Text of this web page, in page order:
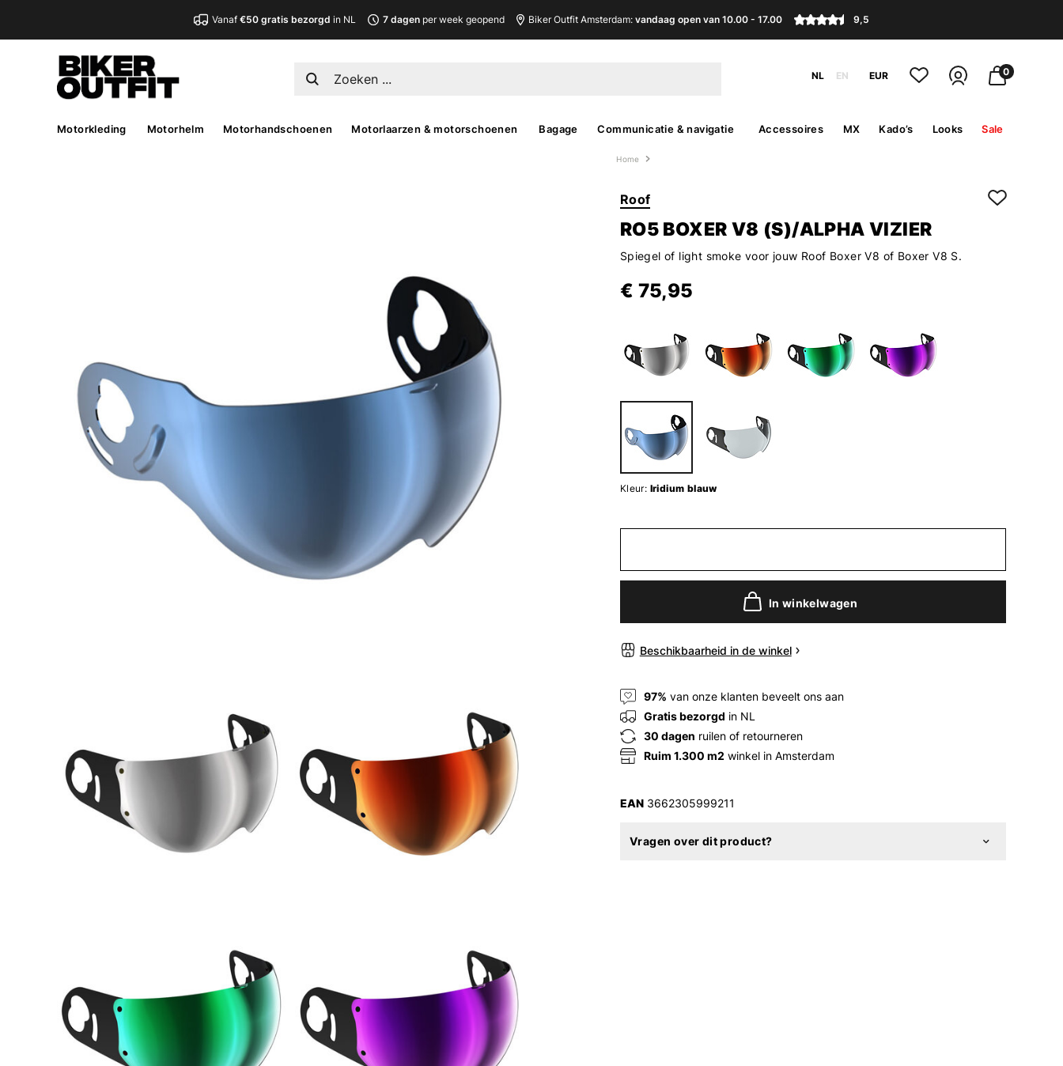
Vanaf €50 gratis bezorgd in NL 7 dagen per week geopend Biker Outfit Amsterdam:vandaag open van 10.00 - 17.00 9,5
NL EN EUR 0
Motorkleding Motorhelm Motorhandschoenen Motorlaarzen & motorschoenen Bagage Communicatie & navigatie Accessoires MX Kado’s Looks Sale
Home
Roof
RO5 BOXER V8 (S)/ALPHA VIZIER
Spiegel of light smoke voor jouw Roof Boxer V8 of Boxer V8 S.
€ 75,95
Kleur: Iridium blauw
In winkelwagen
Beschikbaarheid in de winkel
97% van onze klanten beveelt ons aan
Gratis bezorgd in NL
30 dagen ruilen of retourneren
Ruim 1.300 m2 winkel in Amsterdam
EAN3662305999211
Vragen over dit product?